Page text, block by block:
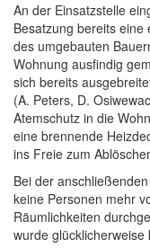
An der Einsatzstelle
Besatzung bereits
des umgebauten
Wohnung ausfindig
sich bereits
(A. Peters, D.
Atemschutz in die
eine brennende
ins Freie zum
Bei der
keine Personen mehr
Räumlichkeiten
wurde